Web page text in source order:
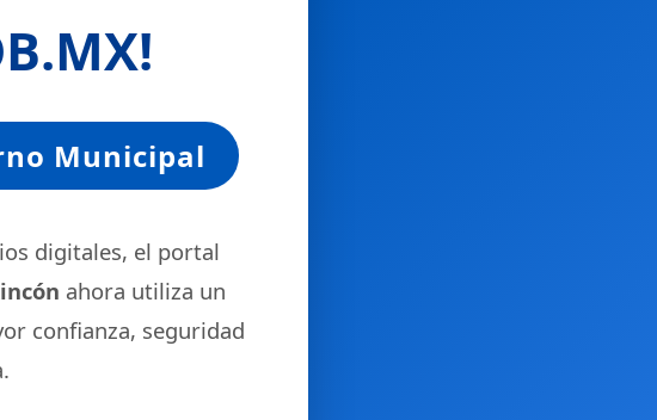
!
Municipal
digitales, el portal
ahora utiliza un
confianza, seguridad